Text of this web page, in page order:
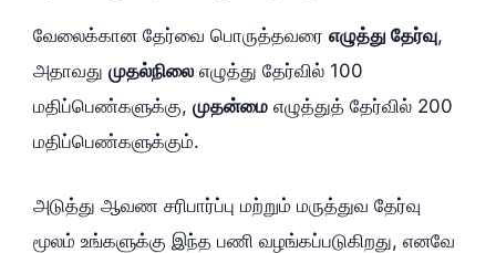
வேலைக்கான தேர்வை பொருத்தவரை எழுத்து தேர்வு,
அதாவது முதல்நிலை எழுத்து தேர்வில் 100
மதிப்பெண்களுக்கு, முதன்மை எழுத்துத் தேர்வில் 200
மதிப்பெண்களுக்கும்.
அடுத்து ஆவண சரிபார்ப்பு மற்றும் மருத்துவ தேர்வு
மூலம் உங்களுக்கு இந்த பணி வழங்கப்படுகிறது, எனவே